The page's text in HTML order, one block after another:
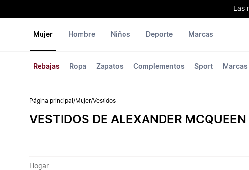
Las
Mujer
Rebajas Ropa Zapatos Complementos Sport Marcas
Hombre Niños Deporte Marcas
Página principal /Mujer/Vestidos
VESTIDOS DE ALEXANDER MCQUEEN
Hogar